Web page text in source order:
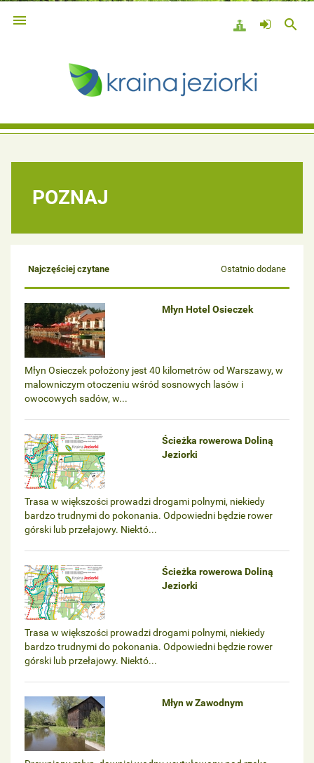
 search
POZNAJ
Najczęściej czytane Ostatnio dodane
Młyn Hotel Osieczek
Młyn Osieczek położony jest 40 kilometrów od Warszawy, w
malowniczym otoczeniu wśród sosnowych lasów i
owocowych sadów, w...
Ścieżka rowerowa Doliną
Jeziorki
Trasa w większości prowadzi drogami polnymi, niekiedy
bardzo trudnymi do pokonania. Odpowiedni będzie rower
górski lub przełajowy. Niektó...
Ścieżka rowerowa Doliną
Jeziorki
Trasa w większości prowadzi drogami polnymi, niekiedy
bardzo trudnymi do pokonania. Odpowiedni będzie rower
górski lub przełajowy. Niektó...
Młyn w Zawodnym